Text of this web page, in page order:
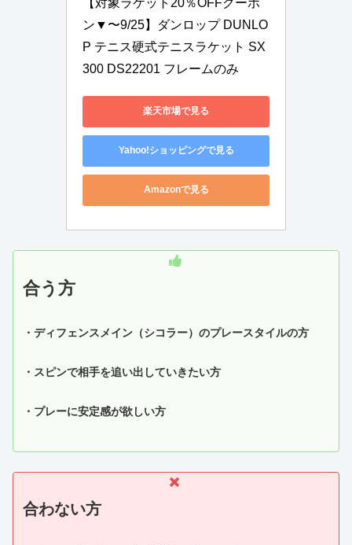
ン▼〜9/25】ダンロップ DUNLO
P テニス硬式テニスラケット SX
300 DS22201 フレームのみ
楽天市場で見る
Yahoo!ショッピングで見る
Amazonで見る
合う方
・ディフェンスメイン（シコラー）のプレースタイルの方
・スピンで相手を追い出していきたい方
・プレーに安定感が欲しい方
合わない方